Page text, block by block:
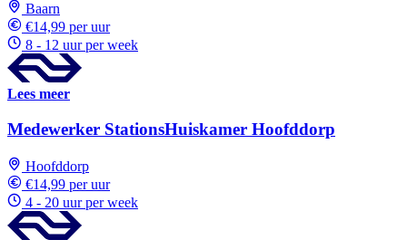
Baarn
€14,99 per uur
8 - 12 uur per week
Lees meer
Medewerker StationsHuiskamer Hoofddorp
Hoofddorp
€14,99 per uur
4 - 20 uur per week